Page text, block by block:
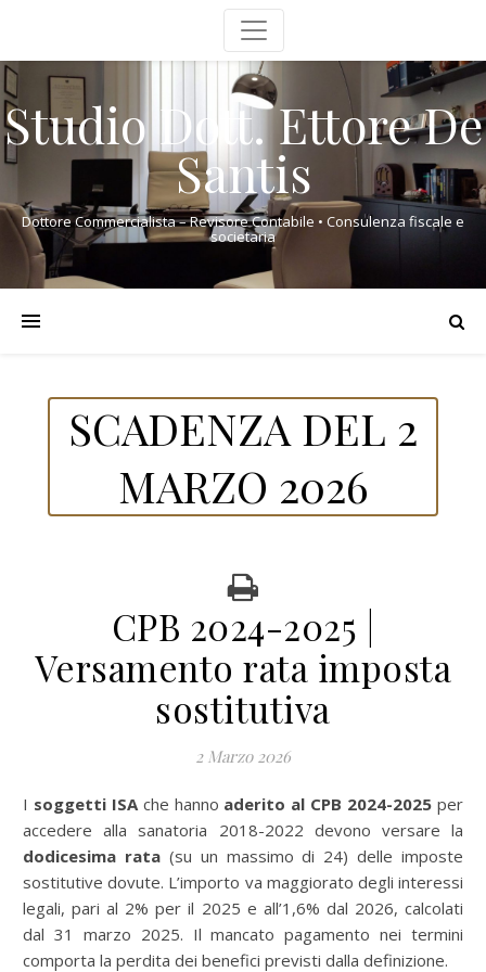
Studio Dott. Ettore De
Santis
Dottore Commercialista – Revisore Contabile • Consulenza fiscale e
societaria
SCADENZA DEL 2
MARZO 2026
CPB 2024-2025 |
Versamento rata imposta
sostitutiva
2 Marzo 2026
I soggetti ISAche hanno aderito al CPB 2024-2025 per
accedere alla sanatoria 2018-2022 devono versare la
dodicesima rata (su un massimo di 24) delle imposte
sostitutive dovute. L’importo va maggiorato degli interessi
legali, pari al 2% per il 2025 e all’1,6% dal 2026, calcolati
dal 31 marzo 2025. Il mancato pagamento nei termini
comporta la perdita dei benefici previsti dalla definizione.